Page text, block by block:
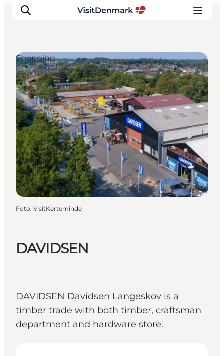
Inspiratie
Bestemmingen
Wat te doen
Accommodaties
Plan je reis
DAVIDSEN
DAVIDSEN Davidsen Langeskov is a
timber trade with both timber, craftsman
department and hardware store.
Shopping
Foto: VisitKerteminde